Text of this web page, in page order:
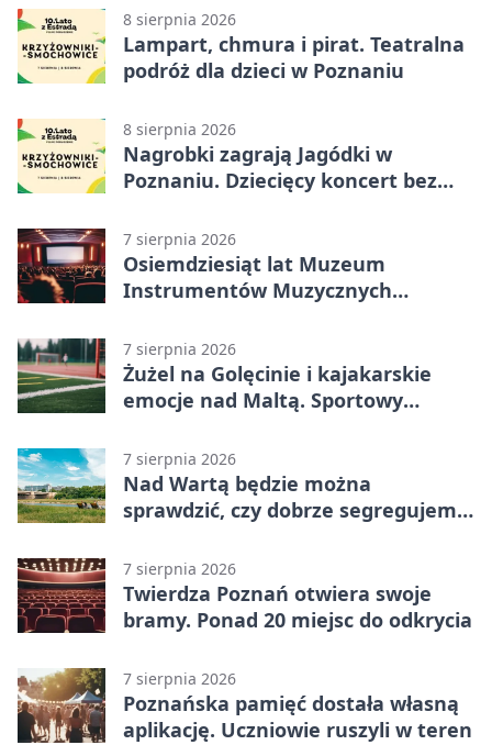
8 sierpnia 2026
Lampart, chmura i pirat. Teatralna
podróż dla dzieci w Poznaniu
8 sierpnia 2026
Nagrobki zagrają Jagódki w
Poznaniu. Dziecięcy koncert bez
7 sierpnia 2026
Osiemdziesiąt lat Muzeum
Instrumentów Muzycznych
7 sierpnia 2026
Żużel na Golęcinie i kajakarskie
emocje nad Maltą. Sportowy
7 sierpnia 2026
Nad Wartą będzie można
sprawdzić, czy dobrze segregujemy
7 sierpnia 2026
Twierdza Poznań otwiera swoje
bramy. Ponad 20 miejsc do odkrycia
7 sierpnia 2026
Poznańska pamięć dostała własną
aplikację. Uczniowie ruszyli w teren